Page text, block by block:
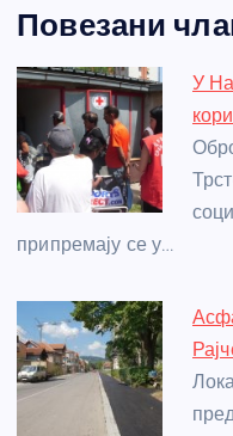
c
e
b
o
o
k
ss
e
n
g
er
itt
er
Повезани
У
припремају се у…